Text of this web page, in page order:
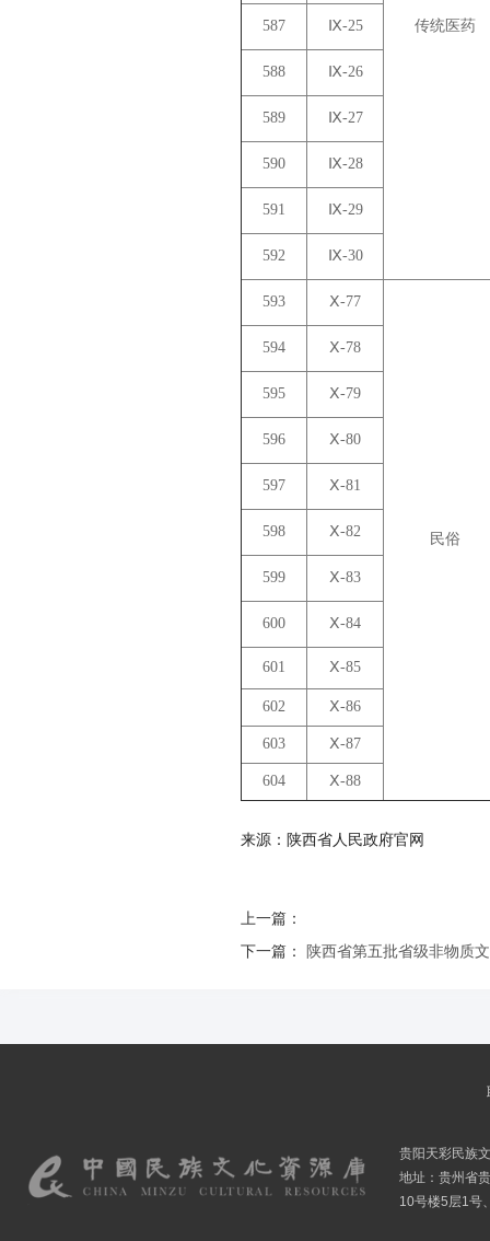
传统医药
587 Ⅸ-25
588 Ⅸ-26
589 Ⅸ-27
590 Ⅸ-28
591 Ⅸ-29
592 Ⅸ-30
593 Ⅹ-77
民俗
594 Ⅹ-78
595 Ⅹ-79
596 Ⅹ-80
597 Ⅹ-81
598 Ⅹ-82
599 Ⅹ-83
600 Ⅹ-84
601 Ⅹ-85
602 Ⅹ-86
603 Ⅹ-87
604 Ⅹ-88
来源：陕西省人民政府官网
上一篇：
下一篇：
陕西省第五批省级非物质
贵阳天彩民族
地址：贵州省
10号楼5层1号